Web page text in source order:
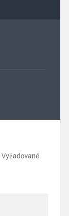
Vyžadované